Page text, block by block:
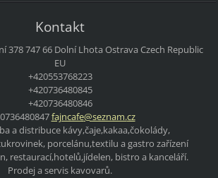
Kontakt
378 747 66 Dolní Lhota Ostrava Czech Republic
EU
+420553768223
+420736480845
+420736480846
fajncafe@seznam.cz
a distribuce kávy,čaje,kakaa,čokolády,
porcelánu,textilu a gastro zařízení
restaurací,hotelů,jídelen, bistro a kanceláří.
Prodej a servis kavovarů.